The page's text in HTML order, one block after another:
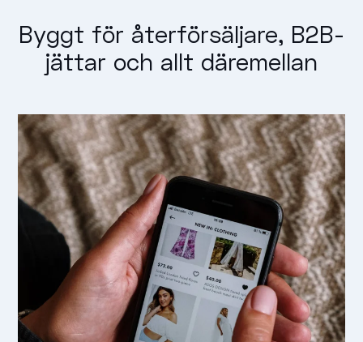
Byggt för återförsäljare, B2B-
jättar och allt däremellan